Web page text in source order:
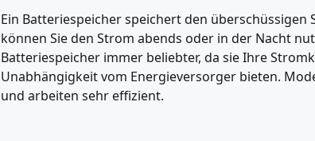
Ein Batteriespeicher speichert den überschüssigen
können Sie den Strom abends oder in der Nacht
Batteriespeicher immer beliebter, da sie Ihre
Unabhängigkeit vom Energieversorger bieten.
und arbeiten sehr effizient.